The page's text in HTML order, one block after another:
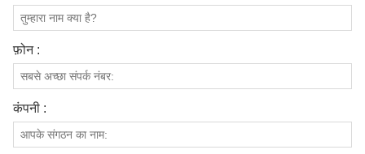
फ़ोन :
कंपनी :